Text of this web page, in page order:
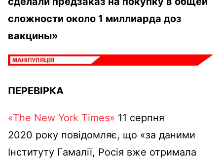
сложности около 1 миллиарда доз
вакцины»
ПЕРЕВІРКА
«The New York Times» 11 серпня
2020 року повідомляє, що «за даними
Інституту Гамалії, Росія вже отримала